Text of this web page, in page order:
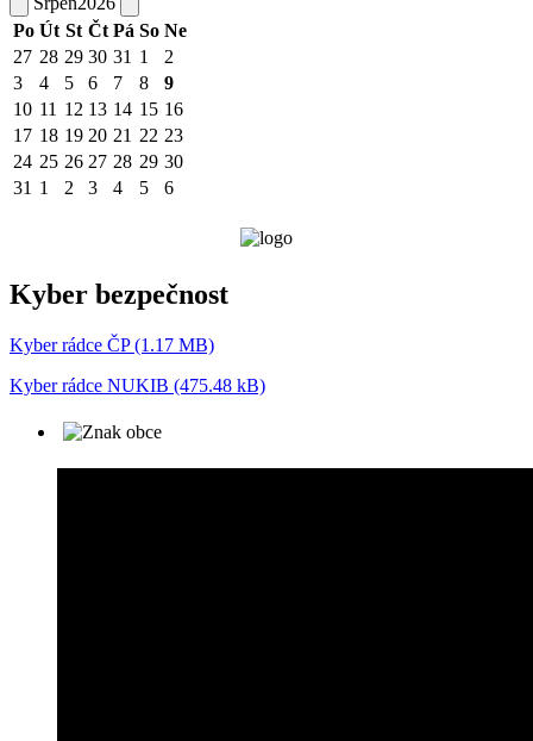
Po Út St Čt Pá So Ne
27 28 29 30 31 1
2
3
4 5 6 7 8
9
10 11 12 13 14 15 16
17 18 19 20 21 22 23
24 25 26 27 28 29 30
31 1 2 3 4 5 6
Kyber bezpečnost
Kyber rádce ČP (1.17 MB)
Kyber rádce NUKIB (475.48 kB)